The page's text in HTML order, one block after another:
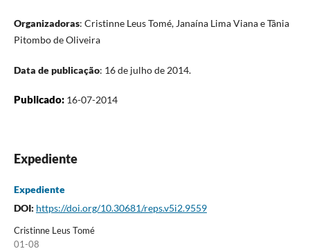
Organizadoras: Cristinne Leus Tomé, Janaína Lima Viana e Tânia
Pitombo de Oliveira
Data de publicação: 16 de julho de 2014.
Publicado: 16-07-2014
Expediente
Expediente
DOI: https://doi.org/10.30681/reps.v5i2.9559
Cristinne Leus Tomé
01-08